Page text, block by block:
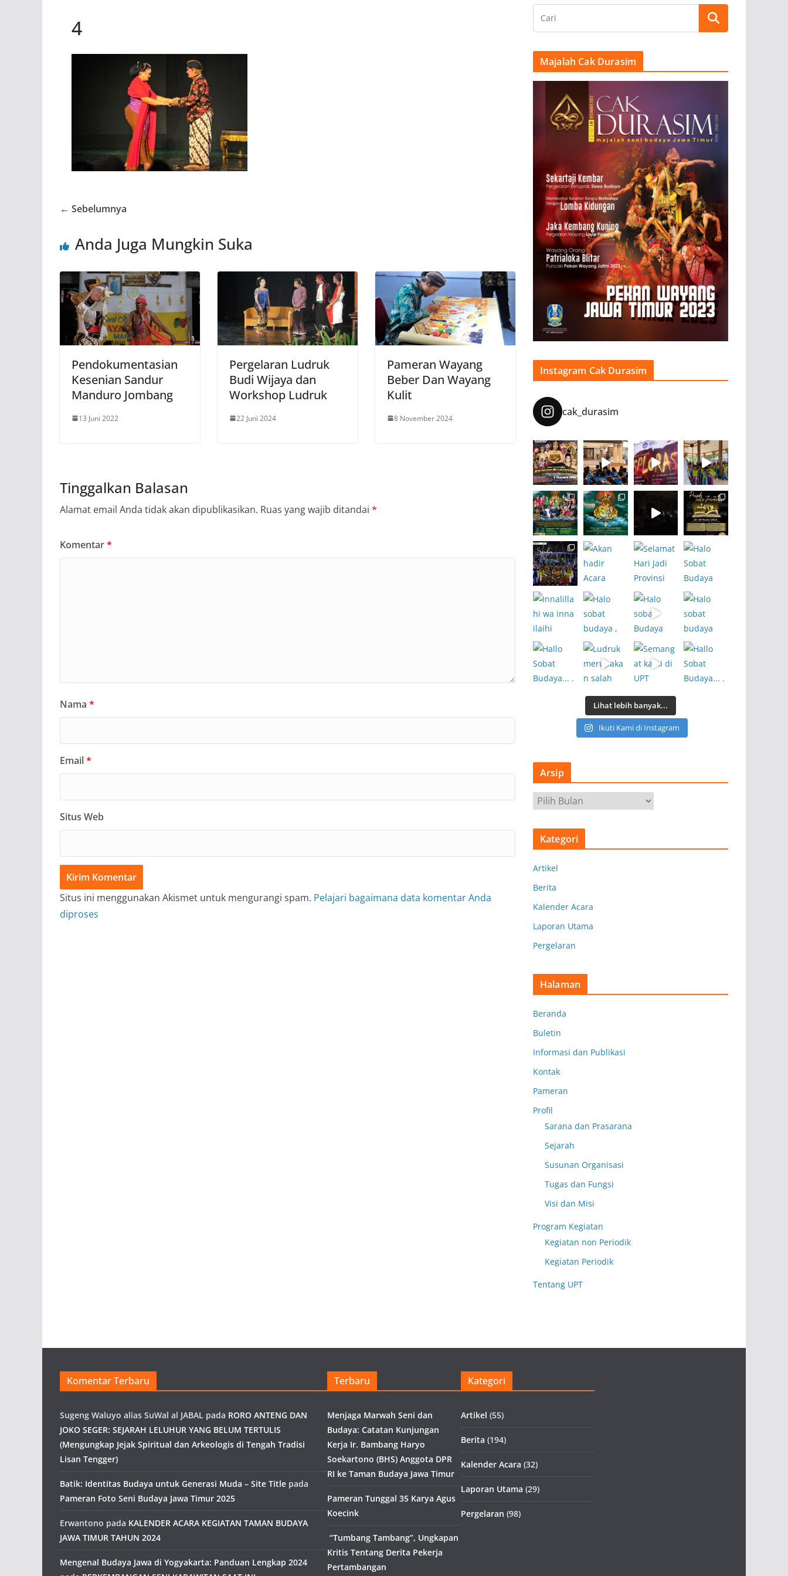
4
← Sebelumnya
Anda Juga Mungkin Suka
Pendokumentasian
Kesenian Sandur
Manduro Jombang
13 Juni 2022
Pergelaran Ludruk
Budi Wijaya dan
Workshop Ludruk
22 Juni 2024
Pameran Wayang
Beber Dan Wayang
Kulit
8 November 2024
Tinggalkan Balasan
Alamat email Anda tidak akan dipublikasikan. Ruas yang wajib ditandai *
Komentar*
Nama *
Email*
Situs Web
Situs ini menggunakan Akismet untuk mengurangi spam. Pelajari bagaimana data komentar Anda
diproses
Majalah Cak Durasim
Instagram Cak Durasim
cak_durasim
Lihat lebih banyak...
Ikuti Kami di Instagram
Arsip
r
s
Kategori
Artikel
Berita
Kalender Acara
Laporan Utama
Pergelaran
Halaman
Beranda
Buletin
Informasi dan Publikasi
Kontak
Pameran
Profil
Sarana dan Prasarana
Sejarah
Susunan Organisasi
Tugas dan Fungsi
Visi dan Misi
Program Kegiatan
Kegiatan non Periodik
Kegiatan Periodik
Tentang UPT
Komentar Terbaru
Sugeng Waluyo alias SuWal al JABAL pada RORO ANTENG DAN
JOKO SEGER: SEJARAH LELUHUR YANG BELUM TERTULIS
(Mengungkap Jejak Spiritual dan Arkeologis di Tengah Tradisi
Lisan Tengger)
Batik: Identitas Budaya untuk Generasi Muda – Site Title pada
Pameran Foto Seni Budaya Jawa Timur 2025
Erwantono pada KALENDER ACARA KEGIATAN TAMAN BUDAYA
JAWA TIMUR TAHUN 2024
Mengenal Budaya Jawa di Yogyakarta: Panduan Lengkap 2024
Terbaru
Menjaga Marwah Seni dan
Budaya: Catatan Kunjungan
Kerja Ir. Bambang Haryo
Soekartono (BHS) Anggota DPR
RI ke Taman Budaya Jawa Timur
Pameran Tunggal 35 Karya Agus
Koecink
“Tumbang Tambang”, Ungkapan
Kritis Tentang Derita Pekerja
Pertambangan
Kategori
Artikel (55)
Berita (194)
Kalender Acara (32)
Laporan Utama (29)
Pergelaran (98)